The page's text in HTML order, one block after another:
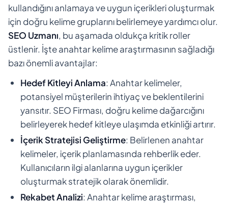
kullandığını anlamaya ve uygun içerikleri oluşturmak
için doğru kelime gruplarını belirlemeye yardımcı olur.
SEO Uzmanı, bu aşamada oldukça kritik roller
üstlenir. İşte anahtar kelime araştırmasının sağladığı
bazı önemli avantajlar:
Hedef Kitleyi Anlama: Anahtar kelimeler,
potansiyel müşterilerin ihtiyaç ve beklentilerini
yansıtır. SEO Firması, doğru kelime dağarcığını
belirleyerek hedef kitleye ulaşımda etkinliği artırır.
İçerik Stratejisi Geliştirme: Belirlenen anahtar
kelimeler, içerik planlamasında rehberlik eder.
Kullanıcıların ilgi alanlarına uygun içerikler
oluşturmak stratejik olarak önemlidir.
Rekabet Analizi: Anahtar kelime araştırması,